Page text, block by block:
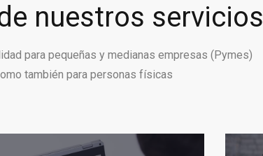
nuestros servicios
para pequeñas y medianas empresas (Pymes)
también para personas físicas